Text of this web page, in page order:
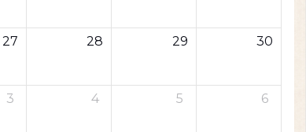
27
28 29 30
3 4 5 6